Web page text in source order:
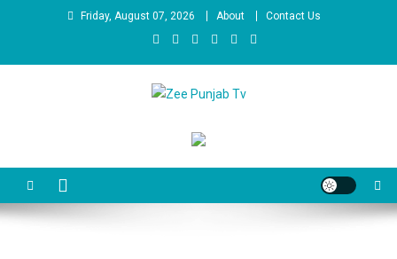
Skip to contentFriday, August 07, 2026 About Contact Us
Zee Punjab Tv